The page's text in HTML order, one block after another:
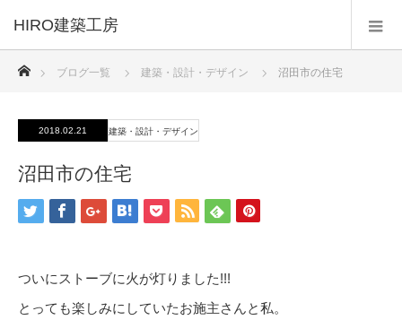
HIRO建築工房
ブログ一覧 建築・設計・デザイン 沼田市の住宅
2018.02.21 建築・設計・デザイン
沼田市の住宅
ついにストーブに火が灯りました!!!
とっても楽しみにしていたお施主さんと私。